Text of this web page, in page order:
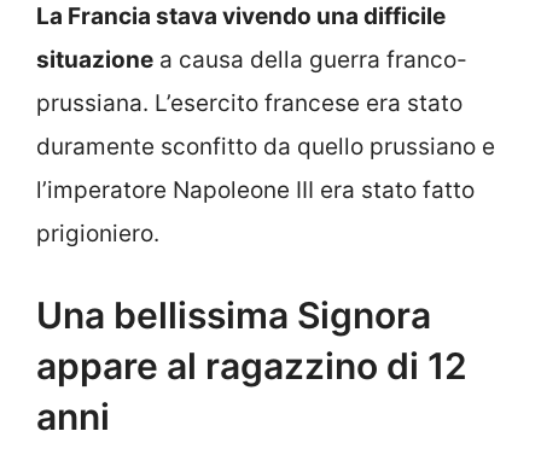
La Francia stava vivendo una difficile
situazione a causa della guerra franco-
prussiana. L’esercito francese era stato
duramente sconfitto da quello prussiano e
l’imperatore Napoleone III era stato fatto
prigioniero.
Una bellissima Signora
appare al ragazzino di 12
anni